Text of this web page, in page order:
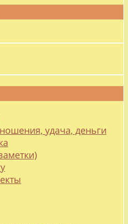
удача, деньги